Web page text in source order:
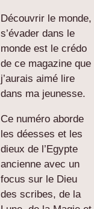
Découvrir le monde,
s’évader dans le
monde est le crédo
de ce magazine que
j’aurais aimé lire
dans ma jeunesse.
Ce numéro aborde
les déesses et les
dieux de l’Egypte
ancienne avec un
focus sur le Dieu
des scribes, de la